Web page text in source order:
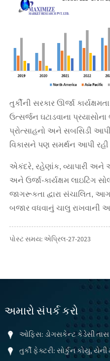
તુર્કીની સરકાર ઊર્જા
ઉત્સર્જન ઘટાડવાના
પ્રોત્સાહનો અને સબસિડી
વિકાસને પણ સમર્થન આપી રહી
એકંદરે, રહેણાંક, વ્યાપારી અને
અને ઉર્જા-કાર્યક્ષમ લાઇટિંગ
જાગરૂકતા દ્વારા સંચાલિત,
બજાર વધવાનું ચાલુ રાખવાની
પોસ્ટ સમય: એપ્રિલ-27-2023
અમારો સંપર્ક કરો
ઓફિસ: ડોગસકેન્ટ કેડેસી તાસ
તુર્કી ફેક્ટરી: સોર્કુન કોયુ, યેની